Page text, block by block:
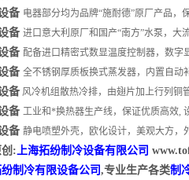
备 电器部分均为品牌“施耐德”原厂产品，
备 进口意大利原厂和国产“南方”水泵，大
备 配备进口精密式数显温度控制器，数
备 全不锈钢厚质板换式蒸发器，内置自动
备 风冷机组散热冷排，由翅片加上行列铜
备 工业和*换热器生产线，保证优质高效,
备 静电喷塑外壳，欧化设计，美观大方，
:上海拓纷制冷设备有限公司
制冷有限设备公司 ,专业生产各类制